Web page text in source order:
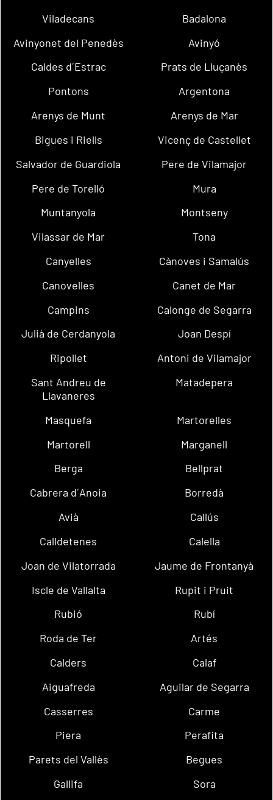
Viladecans
Badalona
Avinyonet del Penedès
Avinyó
Caldes d´Estrac
Prats de Lluçanès
Pontons
Argentona
Arenys de Munt
Arenys de Mar
Bigues i Riells
Vicenç de Castellet
Salvador de Guardiola
Pere de Vilamajor
Pere de Torelló
Mura
Muntanyola
Montseny
Vilassar de Mar
Tona
Canyelles
Cànoves i Samalús
Canovelles
Canet de Mar
Campins
Calonge de Segarra
Julià de Cerdanyola
Joan Despí
Ripollet
Antoni de Vilamajor
Sant Andreu de
Llavaneres
Matadepera
Masquefa
Martorelles
Martorell
Marganell
Berga
Bellprat
Cabrera d´Anoia
Borredà
Avià
Callús
Calldetenes
Calella
Joan de Vilatorrada
Jaume de Frontanyà
Iscle de Vallalta
Rupit i Pruit
Rubió
Rubí
Roda de Ter
Artés
Calders
Calaf
Aiguafreda
Aguilar de Segarra
Casserres
Carme
Piera
Perafita
Parets del Vallès
Begues
Gallifa
Sora